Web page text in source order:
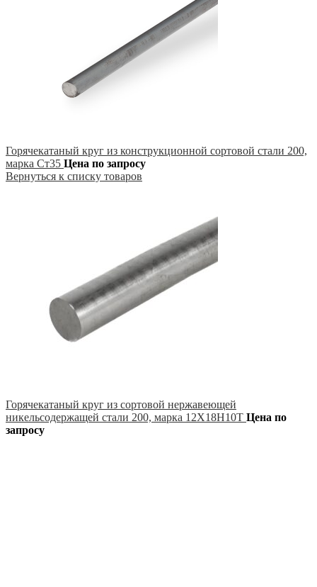
Горячекатаный круг из конструкционной сортовой стали 200,
марка Ст35 Цена по запросу
Вернуться к списку товаров
Горячекатаный круг из сортовой нержавеющей
никельсодержащей стали 200, марка 12Х18Н10Т Цена по
запросу